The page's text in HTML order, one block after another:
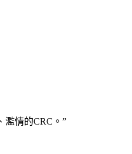
濫情的CRC。”